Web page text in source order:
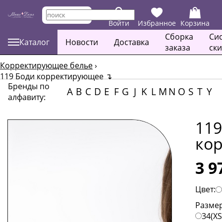
Войти Избранное Корзина
Каталог Новости Доставка
Сборка
заказа
Корректирующее белье›
119 Боди корректирующее↴
Бренды по
алфавиту:
A B C D E F G J K L MN O S T Y
3
Цвет: